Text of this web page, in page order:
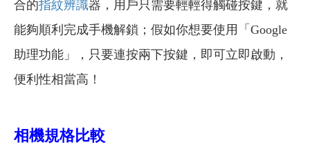
合的指紋辨識器，用戶只需要輕輕得觸碰按鍵，就
能夠順利完成手機解鎖；假如你想要使用「Google
助理功能」，只要連按兩下按鍵，即可立即啟動，
便利性相當高！
相機規格比較